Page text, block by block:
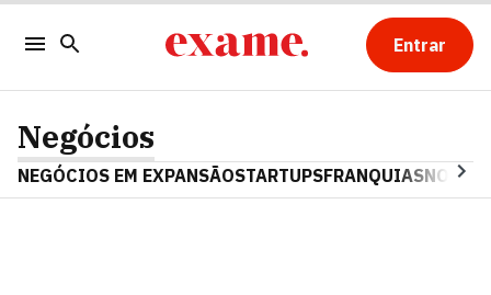
Entrar
Negócios
NEGÓCIOS EM EXPANSÃOSTARTUPSFRANQUIAS